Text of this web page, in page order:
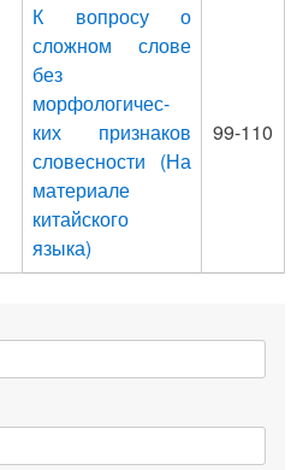
К вопросу о
сложном слове
без
морфологичес­
ких признаков
словесности (На
материале
китайского
языка)
99-110